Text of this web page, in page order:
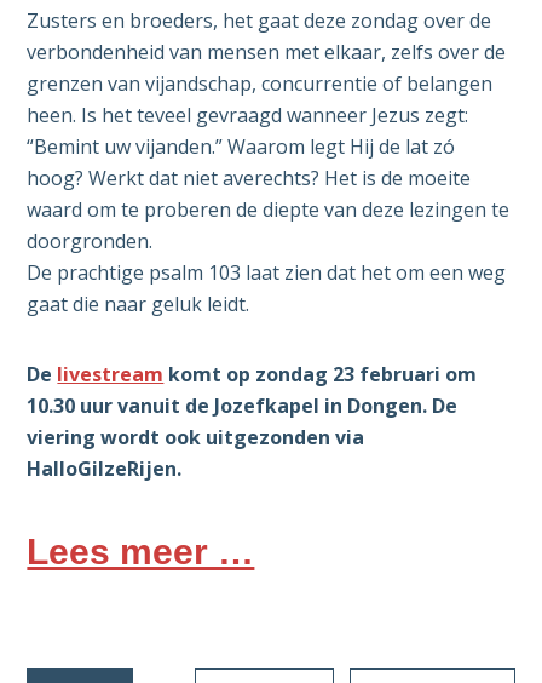
Zusters en broeders, het gaat deze zondag over de
verbondenheid van mensen met elkaar, zelfs over de
grenzen van vijandschap, concurrentie of belangen
heen. Is het teveel gevraagd wanneer Jezus zegt:
“Bemint uw vijanden.” Waarom legt Hij de lat zó
hoog? Werkt dat niet averechts? Het is de moeite
waard om te proberen de diepte van deze lezingen te
doorgronden.
De prachtige psalm 103 laat zien dat het om een weg
gaat die naar geluk leidt.
De livestream komt op zondag 23 februari om
10.30 uur vanuit de Jozefkapel in Dongen. De
viering wordt ook uitgezonden via
HalloGilzeRijen.
Lees meer …